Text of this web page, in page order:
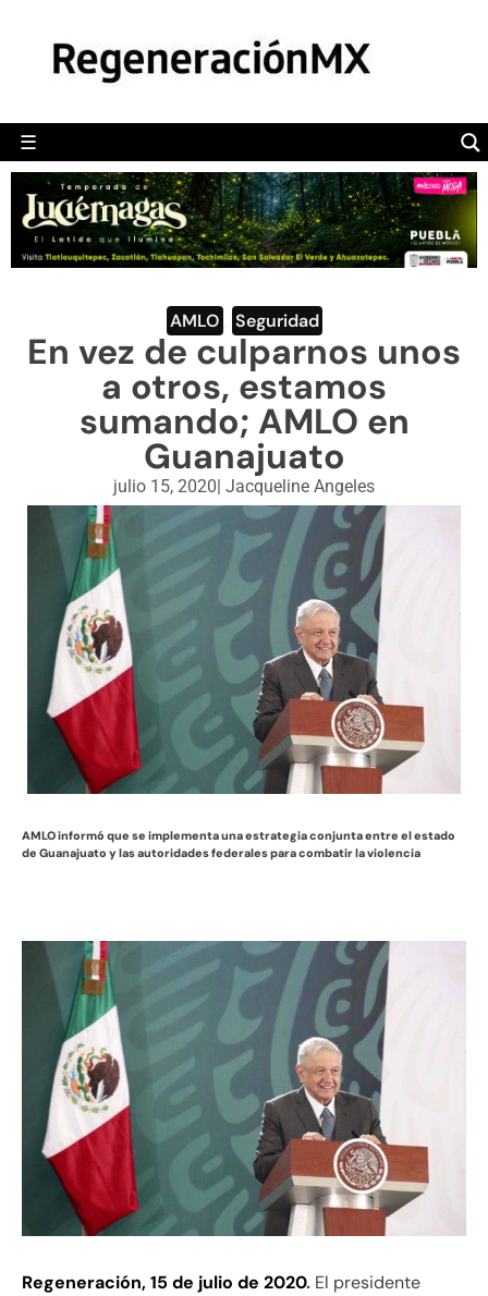
☰
POLÍTICA
CAMALEÓN
OPINIÓN
DEPORTES
ENGLISH SECTION
VIDEOS
AMLO Seguridad
En vez de culparnos unos
a otros, estamos
sumando; AMLO en
Guanajuato
julio 15, 2020| Jacqueline Angeles
AMLO informó que se implementa una estrategia conjunta entre el estado
de Guanajuato y las autoridades federales para combatir la violencia
Regeneración, 15 de julio de 2020. El presidente